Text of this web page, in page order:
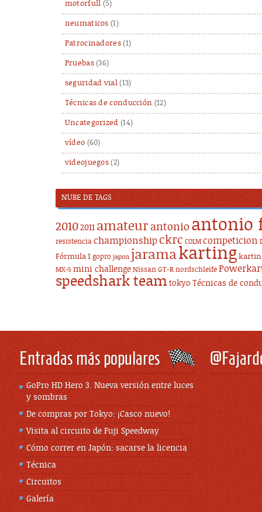
motorfull (5)
neumaticos (1)
Patrocinadores(1)
Pruebas(36)
seguridad vial(13)
Técnicas de conducción (12)
Uncategorized (14)
vídeo (60)
videojuegos (2)
NUBE DE TAGS
20102011 amateur antonio antonio
resistencia championship ckrc COLM competicion
Fórmula 1 gopro japon jaramakarting
MX-5 mini challenge Nissan GT-R nordschleife
speedshark team tokyo Técnicas de
Entradas más populares
GoPro HD Hero 3. Nueva versión entre luces
y sombras
De compras por Tokyo: ¡Casco nuevo!
Visita al circuito de Fuji Speedway
Cómo correr en Japón: sacarse la licencia
Técnica
Circuitos
Galería